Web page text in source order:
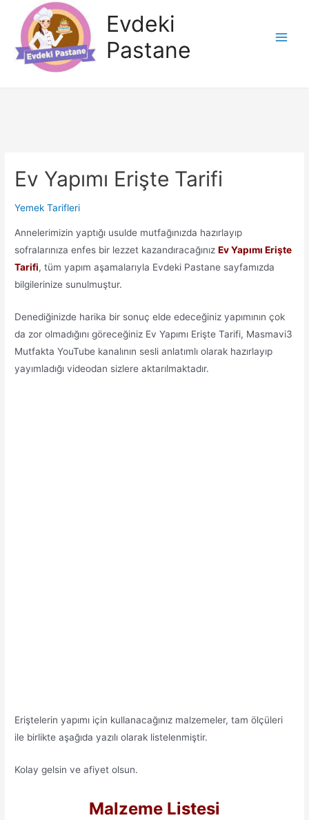
Evdeki
Pastane
Ev Yapımı Erişte Tarifi
Yemek Tarifleri
Annelerimizin yaptığı usulde mutfağınızda hazırlayıp
sofralarınıza enfes bir lezzet kazandıracağınızEv Yapımı Erişte
Tarifi, tüm yapım aşamalarıyla Evdeki Pastane sayfamızda
bilgilerinize sunulmuştur.
Denediğinizde harika bir sonuç elde edeceğiniz yapımının çok
da zor olmadığını göreceğiniz Ev Yapımı Erişte Tarifi, Masmavi3
Mutfakta YouTube kanalının sesli anlatımlı olarak hazırlayıp
yayımladığı videodan sizlere aktarılmaktadır.
Eriştelerin yapımı için kullanacağınız malzemeler, tam ölçüleri
ile birlikte aşağıda yazılı olarak listelenmiştir.
Kolay gelsin ve afiyet olsun.
Malzeme Listesi